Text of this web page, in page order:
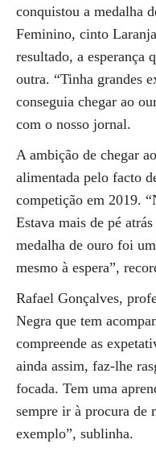
conquistou a medalha
Feminino, cinto
resultado, a esperança
outra. “Tinha grandes
conseguia chegar ao
com o nosso jornal.
A ambição de chegar
alimentada pelo facto
competição em 2019.
Estava mais de pé
medalha de ouro foi
mesmo à espera”,
Rafael Gonçalves,
Negra que tem
compreende as
ainda assim, faz-lhe
focada. Tem uma
sempre ir à procura de
exemplo”, sublinha.